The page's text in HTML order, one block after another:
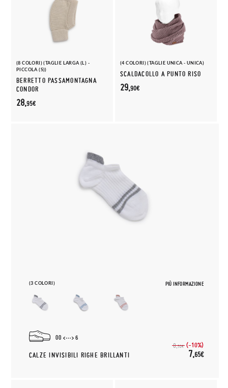
(8 COLORI) (TAGLIE LARGA (L) -
PICCOLA (S))
BERRETTO PASSAMONTAGNA
CONDOR
28,95€
(4 COLORI) (TAGLIE UNICA - UNICA)
SCALDACOLLO A PUNTO RISO
29,90€
(3 COLORI) PIÙ INFORMAZIONE
00 6
CALZE INVISIBILI RIGHE BRILLANTI
8,50€ (-10%)
7,65€